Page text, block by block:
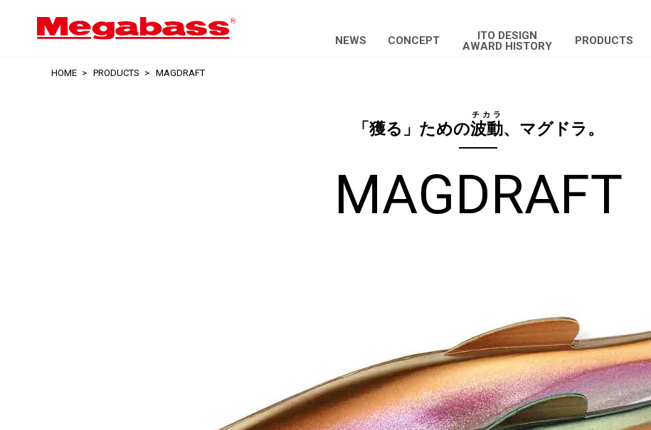
NEWS CONCEPT
ITO DESIGN
AWARD HISTORY
PRODUCTS
HOME PRODUCTS MAGDRAFT
「獲る」ための波動
チカラ
、マグドラ。
MAGDRAFT